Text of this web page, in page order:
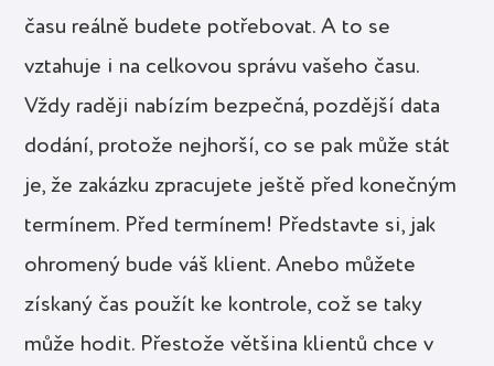
času reálně budete potřebovat. A to se
vztahuje i na celkovou správu vašeho času.
Vždy raději nabízím bezpečná, pozdější data
dodání, protože nejhorší, co se pak může stát
je, že zakázku zpracujete ještě před konečným
termínem. Před termínem! Představte si, jak
ohromený bude váš klient. Anebo můžete
získaný čas použít ke kontrole, což se taky
může hodit. Přestože většina klientů chce v